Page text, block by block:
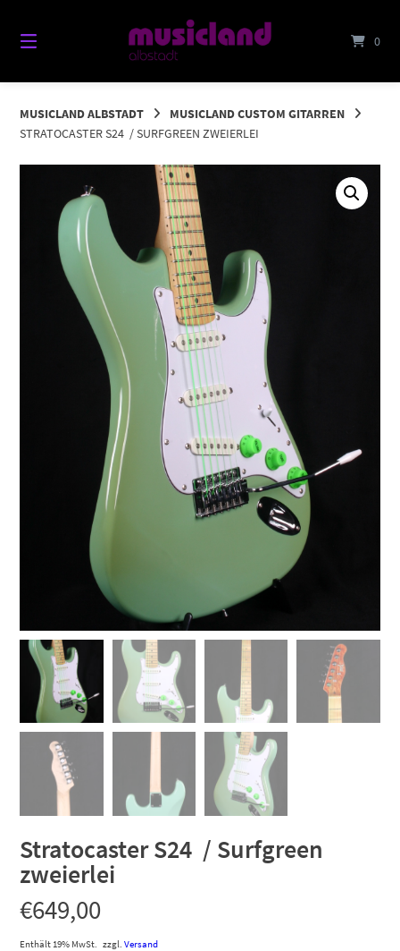
Inhalt
0
MUSICLAND ALBSTADT
MUSICLAND CUSTOM GITARREN
STRATOCASTER S24 / SURFGREEN ZWEIERLEI
Stratocaster S24 / Surfgreen
zweierlei
€649,00
Enthält 19% MwSt. zzgl.Versand